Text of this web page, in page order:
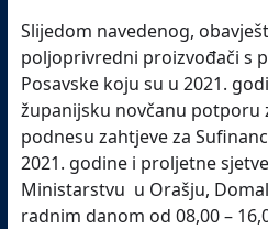
Slijedom navedenog,
poljoprivredni proizvođači s
Posavske koju su u 2021.
županijsku novčanu potporu
podnesu zahtjeve za
2021. godine i proljetne
Ministarstvu u Orašju,
radnim danom od 08,00 –